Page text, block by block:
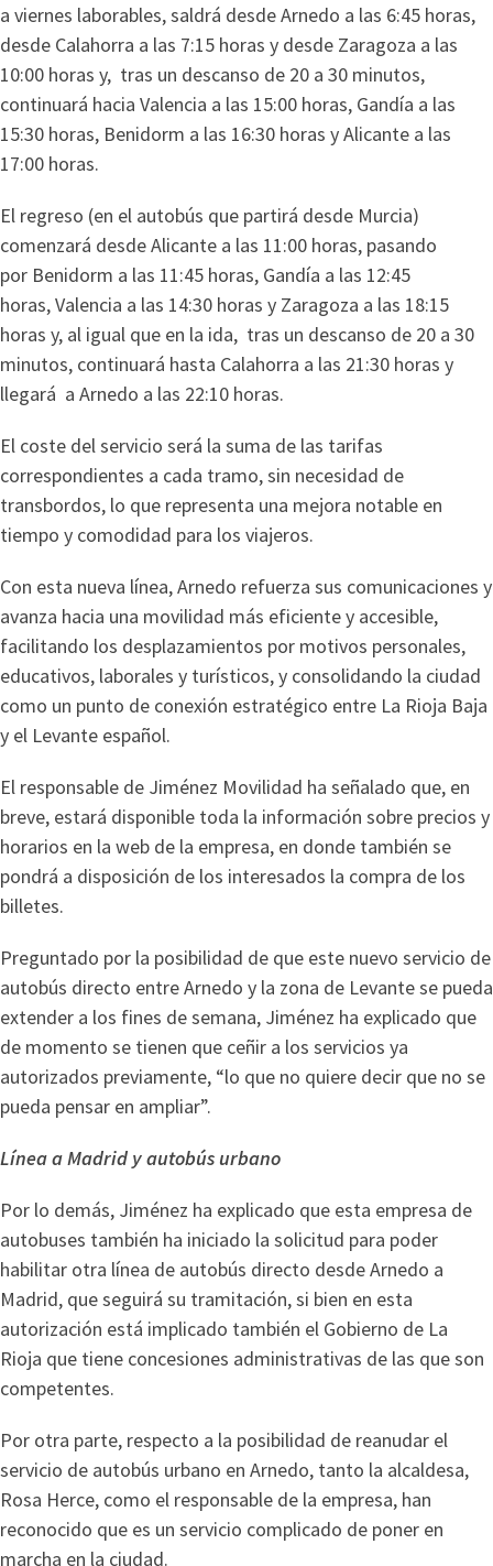
a viernes laborables, saldrá desde Arnedo a las 6:45 horas,
desde Calahorra a las 7:15 horas y desde Zaragoza a las
10:00 horas y, tras un descanso de 20 a 30 minutos,
continuará hacia Valencia a las 15:00 horas, Gandía a las
15:30 horas, Benidorm a las 16:30 horas y Alicante a las
17:00 horas.
El regreso (en el autobús que partirá desde Murcia)
comenzará desde Alicante a las 11:00 horas, pasando
por Benidorm a las 11:45 horas, Gandía a las 12:45
horas, Valencia a las 14:30 horas y Zaragoza a las 18:15
horas y, al igual que en la ida, tras un descanso de 20 a 30
minutos, continuará hasta Calahorra a las 21:30 horas y
llegará a Arnedo a las 22:10 horas.
El coste del servicio será la suma de las tarifas
correspondientes a cada tramo, sin necesidad de
transbordos, lo que representa una mejora notable en
tiempo y comodidad para los viajeros.
Con esta nueva línea, Arnedo refuerza sus comunicaciones y
avanza hacia una movilidad más eficiente y accesible,
facilitando los desplazamientos por motivos personales,
educativos, laborales y turísticos, y consolidando la ciudad
como un punto de conexión estratégico entre La Rioja Baja
y el Levante español.
El responsable de Jiménez Movilidad ha señalado que, en
breve, estará disponible toda la información sobre precios y
horarios en la web de la empresa, en donde también se
pondrá a disposición de los interesados la compra de los
billetes.
Preguntado por la posibilidad de que este nuevo servicio de
autobús directo entre Arnedo y la zona de Levante se pueda
extender a los fines de semana, Jiménez ha explicado que
de momento se tienen que ceñir a los servicios ya
autorizados previamente, “lo que no quiere decir que no se
pueda pensar en ampliar”.
Línea a Madrid y autobús urbano
Por lo demás, Jiménez ha explicado que esta empresa de
autobuses también ha iniciado la solicitud para poder
habilitar otra línea de autobús directo desde Arnedo a
Madrid, que seguirá su tramitación, si bien en esta
autorización está implicado también el Gobierno de La
Rioja que tiene concesiones administrativas de las que son
competentes.
Por otra parte, respecto a la posibilidad de reanudar el
servicio de autobús urbano en Arnedo, tanto la alcaldesa,
Rosa Herce, como el responsable de la empresa, han
reconocido que es un servicio complicado de poner en
marcha en la ciudad.